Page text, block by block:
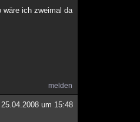
wäre ich zweimal da
melden
25.04.2008 um 15:48